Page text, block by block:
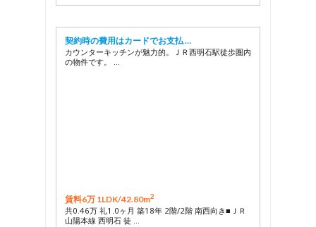
契約時の費用はカードでお支払 …
カウンターキッチンが魅力的。ＪＲ西明石駅徒歩圏内
の物件です。 …
賃料6万 1LDK/42.80m2
共0.46万 礼1.0ヶ月 築18年 2階/2階 南西向き■ＪＲ
山陽本線 西明石 徒 …